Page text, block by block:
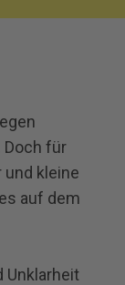
Doch für
kleine
auf dem
Unklarheit